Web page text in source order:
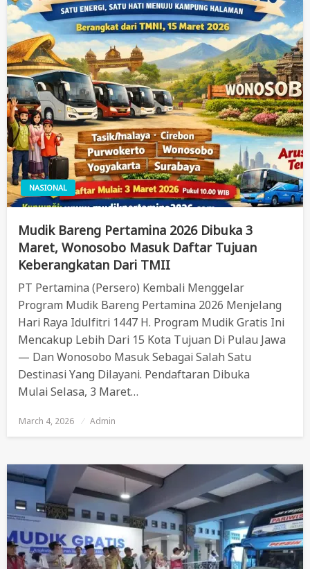
NASIONAL
Mudik Bareng Pertamina 2026 Dibuka 3
Maret, Wonosobo Masuk Daftar Tujuan
Keberangkatan Dari TMII
PT Pertamina (Persero) Kembali Menggelar
Program Mudik Bareng Pertamina 2026 Menjelang
Hari Raya Idulfitri 1447 H. Program Mudik Gratis Ini
Mencakup Lebih Dari 15 Kota Tujuan Di Pulau Jawa
— Dan Wonosobo Masuk Sebagai Salah Satu
Destinasi Yang Dilayani. Pendaftaran Dibuka
Mulai Selasa, 3 Maret…
Posted
March 4, 2026 Admin